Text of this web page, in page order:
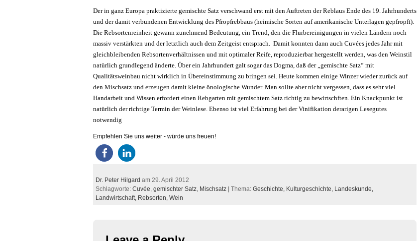
Der in ganz Europa praktizierte gemischte Satz verschwand erst mit den Auftreten der Reblaus Ende des 19. Jahrhunderts
und der damit verbundenen Entwicklung des Pfropfrebbaus (heimische Sorten auf amerikanische Unterlagen gepfropft).
Die Rebsortenreinheit gewann zunehmend Bedeutung, ein Trend, den die Flurbereinigungen in vielen Ländern noch
massiv verstärkten und der letztlich auch dem Zeitgeist entsprach. Damit konnten dann auch Cuvées jedes Jahr mit
gleichbleibenden Rebsortenverhältnissen und mit optimaler Reife, reproduzierbar hergestellt werden, was den Weinstil
natürlich grundlegend änderte. Über ein Jahrhundert galt sogar das Dogma, daß der „gemischte Satz“ mit
Qualitätsweinbau nicht wirklich in Übereinstimmung zu bringen sei. Heute kommen einige Winzer wieder zurück auf
den Mischsatz und erzeugen damit kleine önologische Wunder. Man sollte aber nicht vergessen, dass es sehr viel
Handarbeit und Wissen erfordert einen Rebgarten mit gemischtem Satz richtig zu bewirtschften. Ein Knackpunkt ist
natürlich der richtige Termin der Weinlese. Ebenso ist viel Erfahrung bei der Vinifikation derarigen Lesegutes
notwendig
Empfehlen Sie uns weiter - würde uns freuen!
Dr. Peter Hilgard am 29. April 2012
Schlagworte: Cuvée, gemischter Satz, Mischsatz | Thema: Geschichte, Kulturgeschichte, Landeskunde,
Landwirtschaft, Rebsorten, Wein